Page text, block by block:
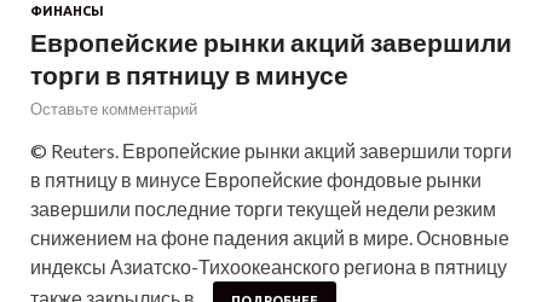
ФИНАНСЫ
Европейские рынки акций завершили
торги в пятницу в минусе
Оставьте комментарий
© Reuters. Европейские рынки акций завершили торги
в пятницу в минусе Европейские фондовые рынки
завершили последние торги текущей недели резким
снижением на фоне падения акций в мире. Основные
индексы Азиатско-Тихоокеанского региона в пятницу